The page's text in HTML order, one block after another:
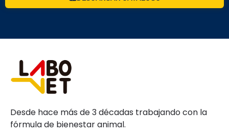
Desde hace más de 3 décadas trabajando con la
fórmula de bienestar animal.